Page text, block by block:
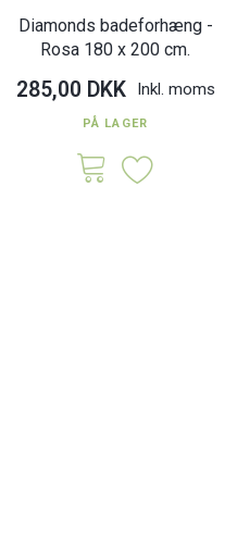
Diamonds badeforhæng -
Rosa 180 x 200 cm.
285,00 DKK Inkl. moms
PÅ LAGER